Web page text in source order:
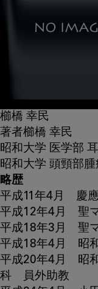
櫛橋 幸民
著者櫛橋 幸民
昭和大学 医学部
昭和大学 頭頸部
略歴
平成11年4月 慶
平成12年4月 聖
平成18年3月 聖
平成18年4月 昭
平成20年4月 昭
科 員外助教